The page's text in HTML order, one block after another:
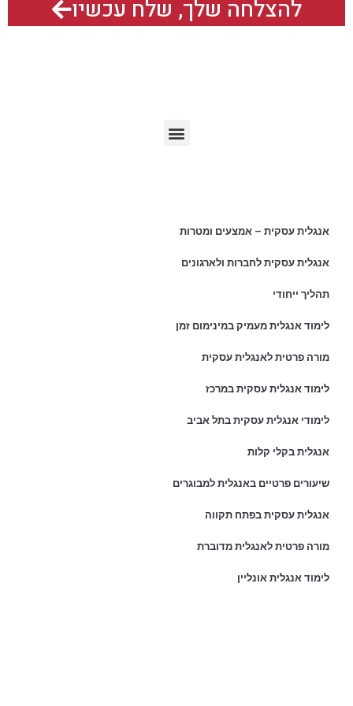
להצלחה שלך, שלח עכשיו
אנגלית עסקית – אמצעים ומטרות
אנגלית עסקית לחברות ולארגונים
תהליך ייחודי
לימוד אנגלית מעמיק במינימום זמן
מורה פרטית לאנגלית עסקית
לימוד אנגלית עסקית במרכז
לימודי אנגלית עסקית בתל אביב
אנגלית בקלי קלות
שיעורים פרטיים באנגלית למבוגרים
אנגלית עסקית בפתח תקווה
מורה פרטית לאנגלית מדוברת
לימוד אנגלית אונליין